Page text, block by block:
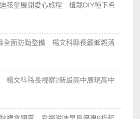
孩童展開愛心旅程 植栽DIY種下希
全面防颱整備 楊文科縣長籲鄉親落
楊文科縣長視察2新設高中展現高中